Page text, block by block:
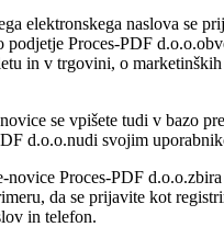
elektronskega naslova se
podjetje Proces-PDF
in v trgovini, o
se vpišete tudi v bazo
d.o.o.nudi svojim
novice Proces-PDF
da se prijavite kot
in telefon.